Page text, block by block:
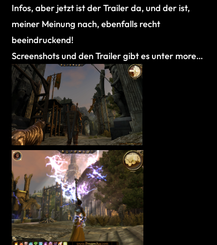
Infos, aber jetzt ist der Trailer da, und der ist,
meiner Meinung nach, ebenfalls recht
beeindruckend!
Screenshots und den Trailer gibt es unter more…